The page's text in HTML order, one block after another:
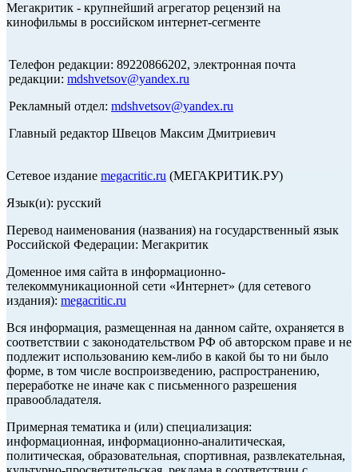
Мегакритик - крупнейший агрегатор рецензий на
кинофильмы в российском интернет-сегменте
Телефон редакции: 89220866202, электронная почта
редакции: mdshvetsov@yandex.ru
Рекламный отдел: mdshvetsov@yandex.ru
Главный редактор Швецов Максим Дмитриевич
Сетевое издание megacritic.ru (МЕГАКРИТИК.РУ)
Язык(и): русский
Перевод наименования (названия) на государственный язык
Российской Федерации: Мегакритик
Доменное имя сайта в информационно-
телекоммуникационной сети «Интернет» (для сетевого
издания): megacritic.ru
Вся информация, размещенная на данном сайте, охраняется в
соответствии с законодательством РФ об авторском праве и не
подлежит использованию кем-либо в какой бы то ни было
форме, в том числе воспроизведению, распространению,
переработке не иначе как с письменного разрешения
правообладателя.
Примерная тематика и (или) специализация:
информационная, информационно-аналитическая,
политическая, образовательная, спортивная, развлекательная,